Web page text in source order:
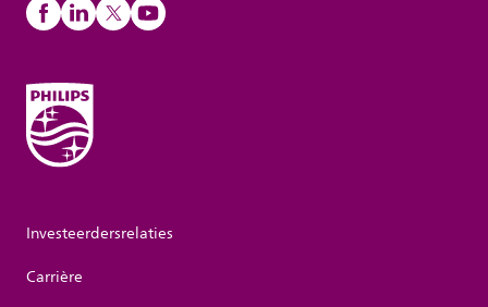
Investeerdersrelaties
Carrière